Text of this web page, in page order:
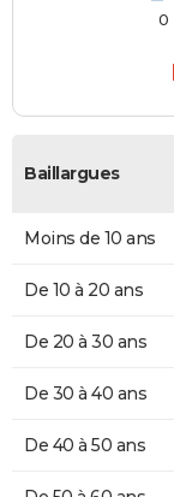
0
Baillargues
Moins de 10 ans
De 10 à 20 ans
De 20 à 30 ans
De 30 à 40 ans
De 40 à 50 ans